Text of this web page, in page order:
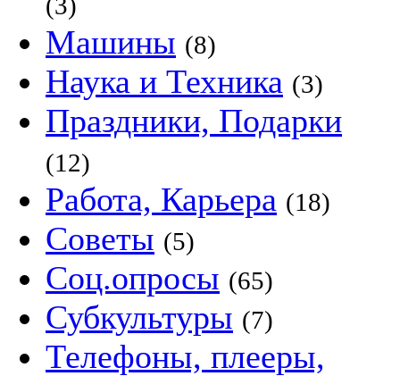
Машины (8)
Наука и Техника (3)
Праздники, Подарки
(12)
Работа, Карьера (18)
Советы (5)
Соц.опросы (65)
Субкультуры (7)
Телефоны, плееры,